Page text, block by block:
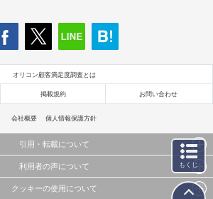
オリコン顧客満足度調査とは
掲載規約 お問い合わせ
会社概要 個人情報保護方針
引用・転載について
文字、写真、イラスト、画像データ等）及びこれらの配置・
無断転載・複製などの二次利用を行うことは固く禁じており
利用者の声について
べてサービスの利用者が提出された見解・感想です。
クッキーの使用について
もくじ